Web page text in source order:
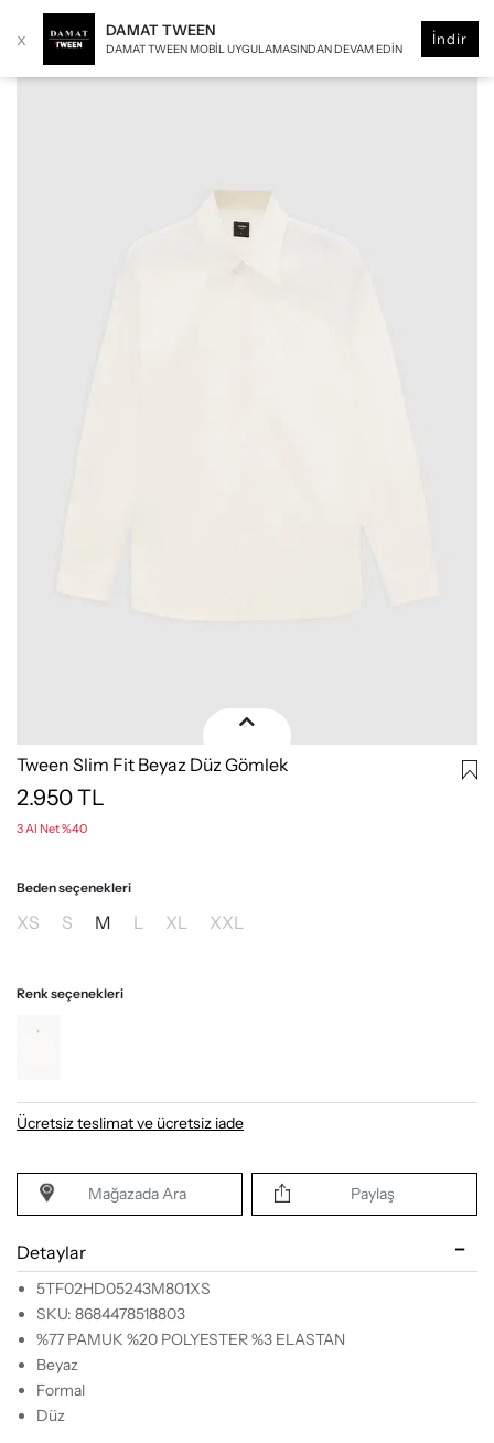
x DAMAT TWEEN
DAMAT TWEEN MOBIL UYGULAMASINDAN DEVAM EDIN
İndir
Tween Slim Fit Beyaz Düz Gömlek
2.950TL
3 Al Net %40
Beden seçenekleri
XS S M L XL XXL
Renk seçenekleri
Ücretsiz teslimat ve ücretsiz iade
Mağazada Ara Paylaş
Detaylar
5TF02HD05243M801XS
SKU: 8684478518803
%77 PAMUK %20 POLYESTER %3 ELASTAN
Beyaz
Formal
Düz